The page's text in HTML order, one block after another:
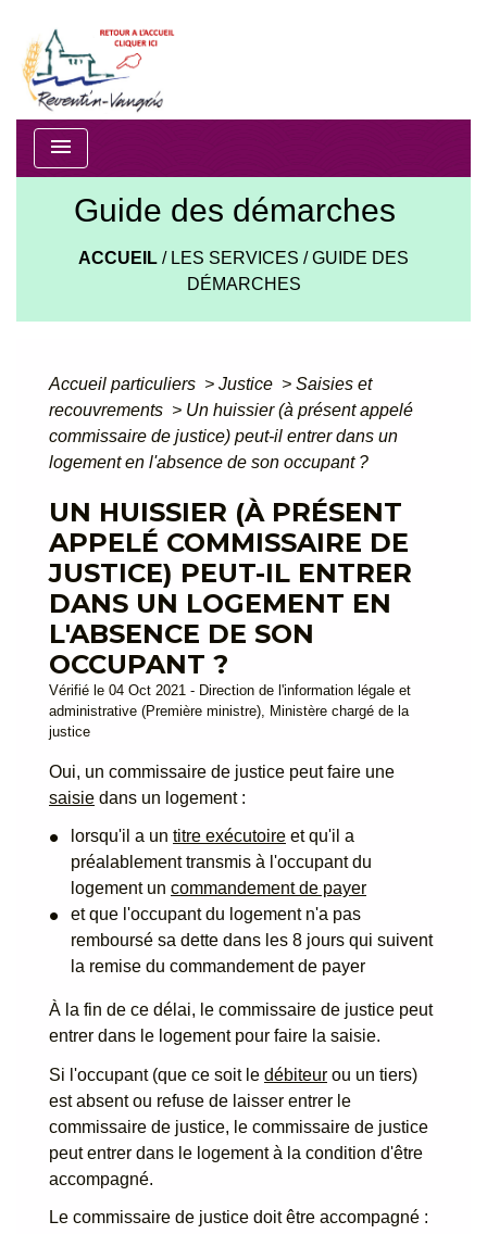
menu
Guide des démarches
ACCUEIL / LES SERVICES /GUIDE DES
DÉMARCHES
Accueil particuliers > Justice > Saisies et
recouvrements > Un huissier (à présent appelé
commissaire de justice) peut-il entrer dans un
logement en l'absence de son occupant ?
UN HUISSIER (À PRÉSENT
APPELÉ COMMISSAIRE DE
JUSTICE) PEUT-IL ENTRER
DANS UN LOGEMENT EN
L'ABSENCE DE SON
OCCUPANT ?
Vérifié le 04 Oct 2021 - Direction de l'information légale et
administrative (Première ministre), Ministère chargé de la
justice
Oui, un commissaire de justice peut faire une
saisie dans un logement :
lorsqu'il a un titre exécutoire et qu'il a
préalablement transmis à l'occupant du
logement un commandement de payer
et que l'occupant du logement n'a pas
remboursé sa dette dans les 8 jours qui suivent
la remise du commandement de payer
À la fin de ce délai, le commissaire de justice peut
entrer dans le logement pour faire la saisie.
Si l'occupant (que ce soit le débiteur ou un tiers)
est absent ou refuse de laisser entrer le
commissaire de justice, le commissaire de justice
peut entrer dans le logement à la condition d'être
accompagné.
Le commissaire de justice doit être accompagné :